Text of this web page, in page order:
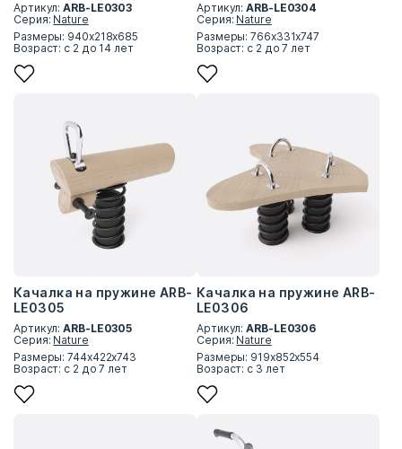
Артикул:ARB-LE0303
Серия: Nature
Размеры: 940х218х685
Возраст: с 2 до 14 лет
Артикул:ARB-LE0304
Серия: Nature
Размеры: 766х331х747
Возраст: с 2 до 7 лет
Качалка на пружине ARB-
LE0305
Артикул:ARB-LE0305
Серия: Nature
Размеры: 744х422х743
Возраст: с 2 до 7 лет
Качалка на пружине ARB-
LE0306
Артикул:ARB-LE0306
Серия: Nature
Размеры: 919х852х554
Возраст: с 3 лет